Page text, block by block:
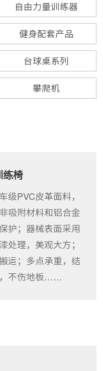
自由力量训练器
健身配套产品
台球桌系列
攀爬机
练椅
级PVC皮革面料，
吸附材料和铝合金
护；器械表面采用
处理，美观大方；
运；多点承重，结
不伤地板……